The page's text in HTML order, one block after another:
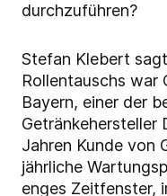
durchzuführen?
Stefan Klebert
Rollentauschs war
Bayern, einer der
Getränkehersteller
Jahren Kunde von
jährliche
enges Zeitfenster,